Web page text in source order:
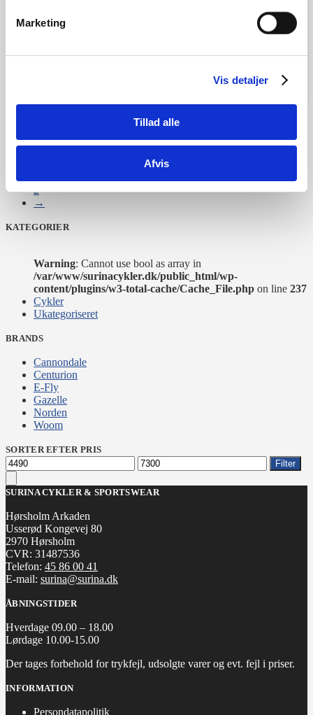
Marketing
Vis detaljer
Tillad alle
Afvis
Norden Clara
Norden Ellen
Føj til
2
→
KATEGORIER
Warning: Cannot use bool as array in
/var/www/surinacykler.dk/public_html/wp-
content/plugins/w3-total-cache/Cache_File.php on line 237
Cykler
Ukategoriseret
BRANDS
Cannondale
Centurion
E-Fly
Gazelle
Norden
Woom
SORTER EFTER PRIS
Mindste
pris
Højeste
pris
Filter
SURINA CYKLER & SPORTSWEAR
Hørsholm Arkaden
Usserød Kongevej 80
2970 Hørsholm
CVR: 31487536
Telefon: 45 86 00 41
E-mail: surina@surina.dk
ÅBNINGSTIDER
Hverdage 09.00 – 18.00
Lørdage 10.00-15.00
Der tages forbehold for trykfejl, udsolgte varer og evt. fejl i priser.
INFORMATION
Persondatapolitik